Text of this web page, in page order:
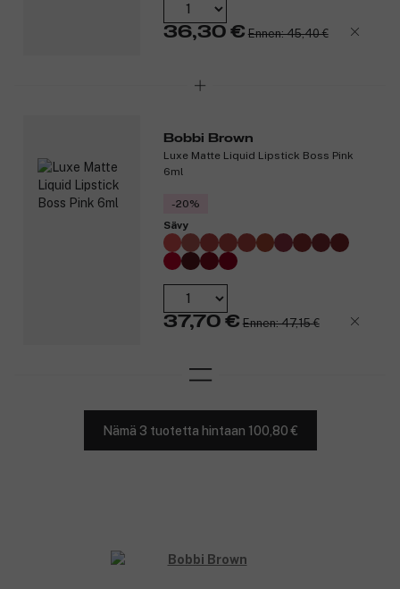
36,30 € Ennen: 45,40 €
Bobbi Brown
Luxe Matte Liquid Lipstick Boss Pink
6ml
-20%
Sävy
37,70 € Ennen: 47,15 €
Nämä 3 tuotetta hintaan 100,80 €